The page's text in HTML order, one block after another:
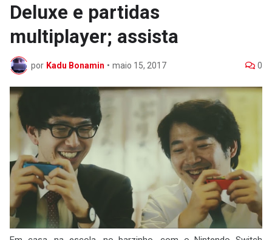
Deluxe e partidas
multiplayer; assista
por Kadu Bonamin • maio 15, 2017 0